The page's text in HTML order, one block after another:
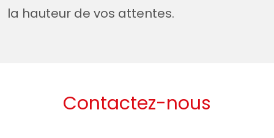
la hauteur de vos attentes.
Contactez-nous